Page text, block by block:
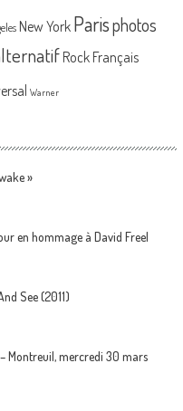
New York Parisphotos
Rock Français
Warner
»
en hommage à David Freel
See (2011)
– Montreuil, mercredi 30 mars